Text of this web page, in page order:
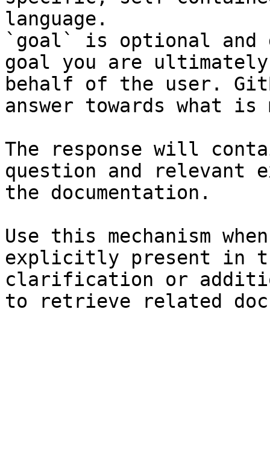
language.
`goal` is optional and
goal you are
behalf of the user.
answer towards what
The response will
question and relevant
the documentation.
Use this mechanism
explicitly present in
clarification or